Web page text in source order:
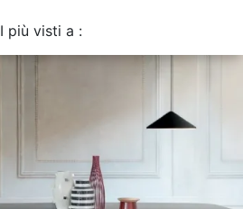
I più visti a :